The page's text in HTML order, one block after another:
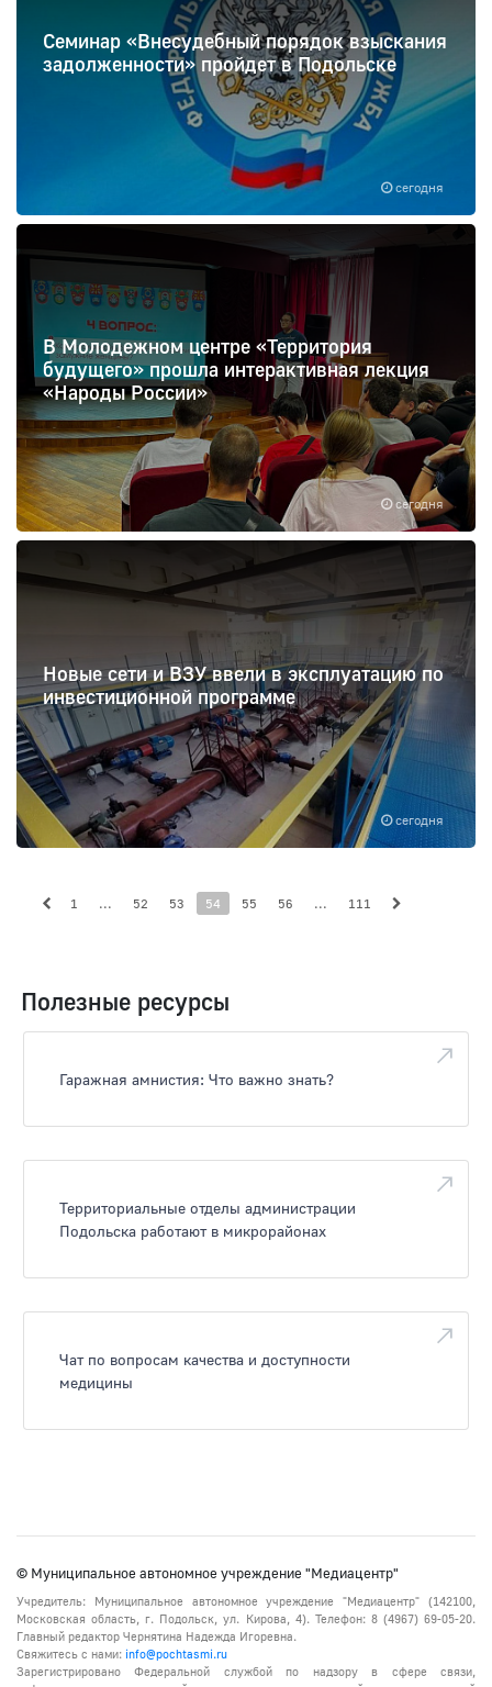
сегодня
Семинар «Внесудебный порядок взыскания
задолженности» пройдет в Подольске
сегодня
В Молодежном центре «Территория
будущего» прошла интерактивная лекция
«Народы России»
сегодня
Новые сети и ВЗУ ввели в эксплуатацию по
инвестиционной программе
1 ... 52 53 54 55 56 ... 111
Полезные ресурсы
Гаражная амнистия: Что важно знать?
Территориальные отделы администрации
Подольска работают в микрорайонах
Чат по вопросам качества и доступности
медицины
© Муниципальное автономное учреждение "Медиацентр"
Учредитель: Муниципальное автономное учреждение "Медиацентр" (142100,
Московская область, г. Подольск, ул. Кирова, 4). Телефон: 8 (4967) 69-05-20.
Главный редактор Чернятина Надежда Игоревна.
Свяжитесь с нами: info@pochtasmi.ru
Зарегистрировано Федеральной службой по надзору в сфере связи,